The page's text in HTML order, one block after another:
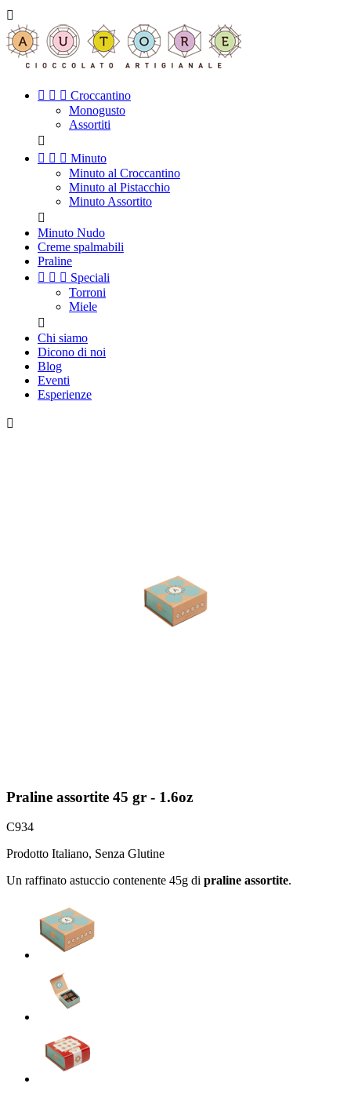

   Croccantino
Monogusto
Assortiti

   Minuto
Minuto al Croccantino
Minuto al Pistacchio
Minuto Assortito

Minuto Nudo
Creme spalmabili
Praline
   Speciali
Torroni
Miele

Chi siamo
Dicono di noi
Blog
Eventi
Esperienze

Praline assortite 45 gr - 1.6oz
C934
Prodotto Italiano, Senza Glutine
Un raffinato astuccio contenente 45g di praline assortite.